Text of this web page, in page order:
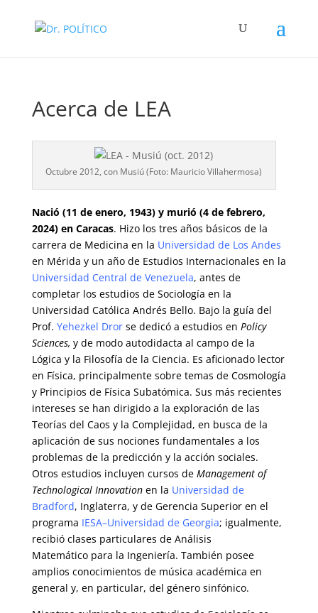
Acerca de LEA
Octubre 2012, con Musiú (Foto: Mauricio Villahermosa)
Nació (11 de enero, 1943) y murió (4 de febrero,
2024) en Caracas. Hizo los tres años básicos de la
carrera de Medicina en la Universidad de Los Andes
en Mérida y un año de Estudios Internacionales en la
Universidad Central de Venezuela, antes de
completar los estudios de Sociología en la
Universidad Católica Andrés Bello. Bajo la guía del
Prof. Yehezkel Dror se dedicó a estudios en Policy
Sciences, y de modo autodidacta al campo de la
Lógica y la Filosofía de la Ciencia. Es aficionado lector
en Física, principalmente sobre temas de Cosmología
y Principios de Física Subatómica. Sus más recientes
intereses se han dirigido a la exploración de las
Teorías del Caos y la Complejidad, en busca de la
aplicación de sus nociones fundamentales a los
problemas de la predicción y la acción sociales.
Otros estudios incluyen cursos de Management of
Technological Innovationen la Universidad de
Bradford, Inglaterra, y de Gerencia Superior en el
programa IESA–Universidad de Georgia; igualmente,
recibió clases particulares de Análisis
Matemático para la Ingeniería. También posee
amplios conocimientos de música académica en
general y, en particular, del género sinfónico.